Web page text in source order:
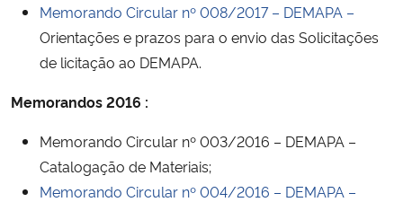
Memorando Circular nº 008/2017 – DEMAPA –
Orientações e prazos para o envio das Solicitações
de licitação ao DEMAPA.
Memorandos 2016 :
Memorando Circular nº 003/2016 – DEMAPA –
Catalogação de Materiais;
Memorando Circular nº 004/2016 – DEMAPA –